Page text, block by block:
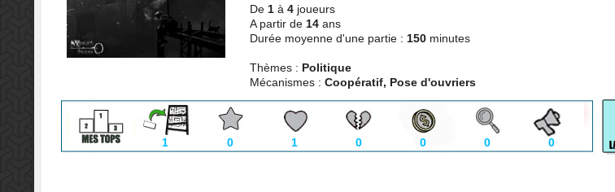
De 1à 4joueurs
A partir de 14ans
Durée moyenne d'une partie : 150minutes
Thèmes : Politique
Mécanismes : Coopératif, Pose d'ouvriers
1 0 1 0 0 0 0